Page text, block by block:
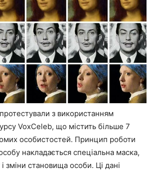
з використанням
VoxCeleb, що містить більше 7
особистостей. Принцип роботи
накладається спеціальна маска,
і зміни становища особи. Ці дані